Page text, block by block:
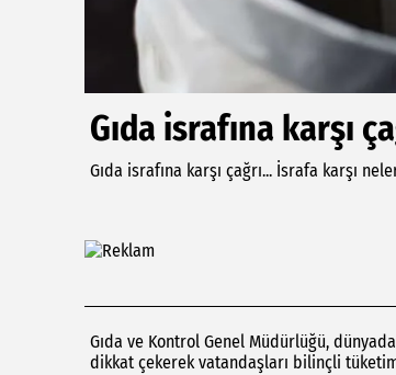
Gıda israfına karşı
Gıda israfına karşı çağrı... İsrafa karşı
Gıda ve Kontrol Genel Müdürlüğü,
dikkat çekerek vatandaşları bilinçli